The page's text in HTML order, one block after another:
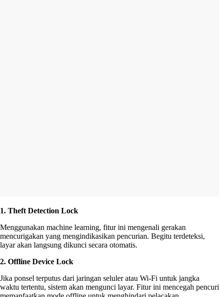
1. Theft Detection Lock
Menggunakan machine learning, fitur ini mengenali gerakan
mencurigakan yang mengindikasikan pencurian. Begitu terdeteksi,
layar akan langsung dikunci secara otomatis.
2. Offline Device Lock
Jika ponsel terputus dari jaringan seluler atau Wi-Fi untuk jangka
waktu tertentu, sistem akan mengunci layar. Fitur ini mencegah pencuri